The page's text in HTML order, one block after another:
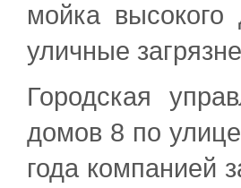
мойка
уличные
Городская
домов 8 по
года компанией